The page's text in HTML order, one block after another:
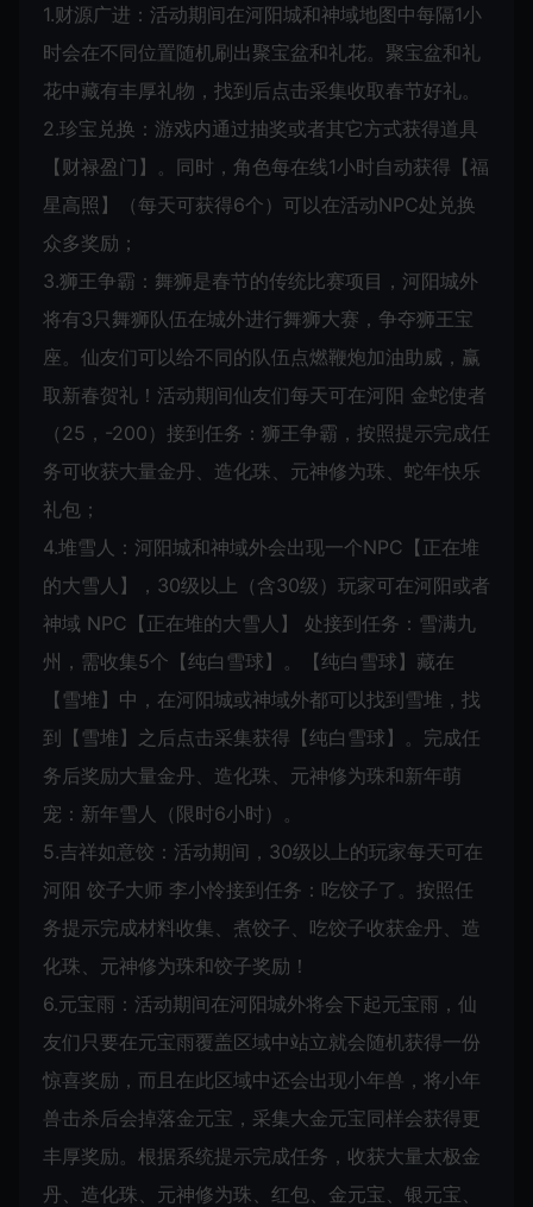
1.财源广进：活动期间在河阳城和神域地图中每隔1小
时会在不同位置随机刷出聚宝盆和礼花。聚宝盆和礼
花中藏有丰厚礼物，找到后点击采集收取春节好礼。
2.珍宝兑换：游戏内通过抽奖或者其它方式获得道具
【财禄盈门】。同时，角色每在线1小时自动获得【福
星高照】（每天可获得6个）可以在活动NPC处兑换
众多奖励；
3.狮王争霸：舞狮是春节的传统比赛项目，河阳城外
将有3只舞狮队伍在城外进行舞狮大赛，争夺狮王宝
座。仙友们可以给不同的队伍点燃鞭炮加油助威，赢
取新春贺礼！活动期间仙友们每天可在河阳 金蛇使者
（25，-200）接到任务：狮王争霸，按照提示完成任
务可收获大量金丹、造化珠、元神修为珠、蛇年快乐
礼包；
4.堆雪人：河阳城和神域外会出现一个NPC【正在堆
的大雪人】，30级以上（含30级）玩家可在河阳或者
神域 NPC【正在堆的大雪人】 处接到任务：雪满九
州，需收集5个【纯白雪球】。【纯白雪球】藏在
【雪堆】中，在河阳城或神域外都可以找到雪堆，找
到【雪堆】之后点击采集获得【纯白雪球】。完成任
务后奖励大量金丹、造化珠、元神修为珠和新年萌
宠：新年雪人（限时6小时）。
5.吉祥如意饺：活动期间，30级以上的玩家每天可在
河阳 饺子大师 李小怜接到任务：吃饺子了。按照任
务提示完成材料收集、煮饺子、吃饺子收获金丹、造
化珠、元神修为珠和饺子奖励！
6.元宝雨：活动期间在河阳城外将会下起元宝雨，仙
友们只要在元宝雨覆盖区域中站立就会随机获得一份
惊喜奖励，而且在此区域中还会出现小年兽，将小年
兽击杀后会掉落金元宝，采集大金元宝同样会获得更
丰厚奖励。根据系统提示完成任务，收获大量太极金
丹、造化珠、元神修为珠、红包、金元宝、银元宝、